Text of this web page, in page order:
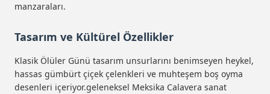
manzaraları.
Tasarım ve Kültürel Özellikler
Klasik Ölüler Günü tasarım unsurlarını benimseyen heykel,
hassas gümbürt çiçek çelenkleri ve muhteşem boş oyma
desenleri içeriyor.geleneksel Meksika Calavera sanat